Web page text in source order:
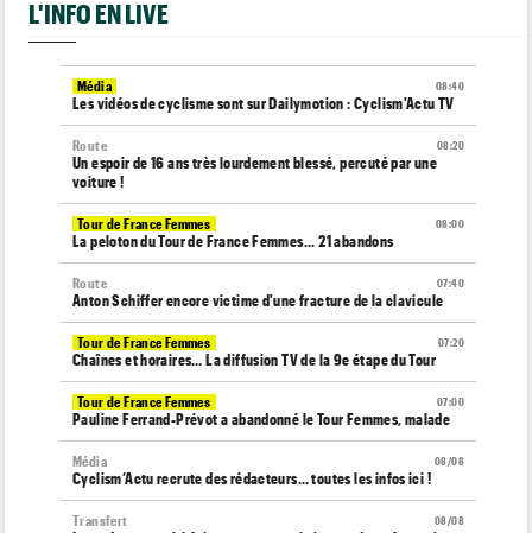
L'INFO EN LIVE
08:40
Média
Les vidéos de cyclisme sont sur Dailymotion : Cyclism'Actu TV
08:20
Route
Un espoir de 16 ans très lourdement blessé, percuté par une
voiture !
08:00
Tour de France Femmes
La peloton du Tour de France Femmes... 21 abandons
07:40
Route
Anton Schiffer encore victime d'une fracture de la clavicule
07:20
Tour de France Femmes
Chaînes et horaires… La diffusion TV de la 9e étape du Tour
07:00
Tour de France Femmes
Pauline Ferrand-Prévot a abandonné le Tour Femmes, malade
08/08
Média
Cyclism’Actu recrute des rédacteurs… toutes les infos ici !
08/08
Transfert